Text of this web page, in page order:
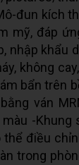
đun kích
mỹ, đáp
nhập khẩu
không
bẩn trên
ván
màu -
điều
trong